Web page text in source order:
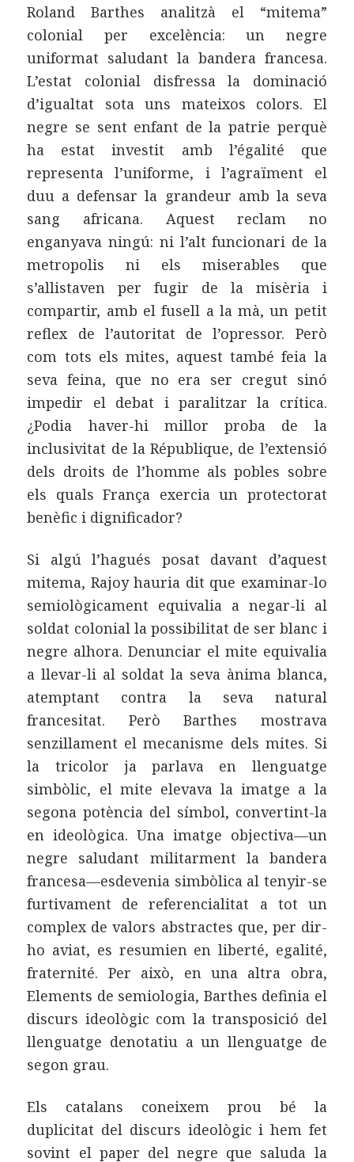
Roland Barthes analitzà el “mitema”
colonial per excelència: un negre
uniformat saludant la bandera francesa.
L’estat colonial disfressa la dominació
d’igualtat sota uns mateixos colors. El
negre se sent enfant de la patrie perquè
ha estat investit amb l’égalité que
representa l’uniforme, i l’agraïment el
duu a defensar la grandeur amb la seva
sang africana. Aquest reclam no
enganyava ningú: ni l’alt funcionari de la
metropolis ni els miserables que
s’allistaven per fugir de la misèria i
compartir, amb el fusell a la mà, un petit
reflex de l’autoritat de l’opressor. Però
com tots els mites, aquest també feia la
seva feina, que no era ser cregut sinó
impedir el debat i paralitzar la crítica.
¿Podia haver-hi millor proba de la
inclusivitat de la République, de l’extensió
dels droits de l’homme als pobles sobre
els quals França exercia un protectorat
benèfic i dignificador?
Si algú l’hagués posat davant d’aquest
mitema, Rajoy hauria dit que examinar-lo
semiològicament equivalia a negar-li al
soldat colonial la possibilitat de ser blanc i
negre alhora. Denunciar el mite equivalia
a llevar-li al soldat la seva ànima blanca,
atemptant contra la seva natural
francesitat. Però Barthes mostrava
senzillament el mecanisme dels mites. Si
la tricolor ja parlava en llenguatge
simbòlic, el mite elevava la imatge a la
segona potència del símbol, convertint-la
en ideològica. Una imatge objectiva—un
negre saludant militarment la bandera
francesa—esdevenia simbòlica al tenyir-se
furtivament de referencialitat a tot un
complex de valors abstractes que, per dir-
ho aviat, es resumien en liberté, egalité,
fraternité. Per això, en una altra obra,
Elements de semiologia, Barthes definia el
discurs ideològic com la transposició del
llenguatge denotatiu a un llenguatge de
segon grau.
Els catalans coneixem prou bé la
duplicitat del discurs ideològic i hem fet
sovint el paper del negre que saluda la